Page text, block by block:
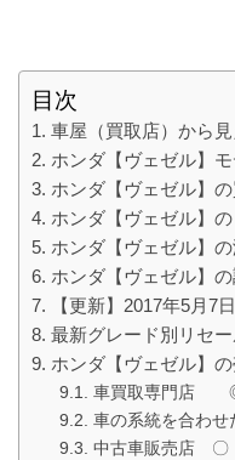
目次
車屋（買取店）から
ホンダ【ヴェゼル】
ホンダ【ヴェゼル】
ホンダ【ヴェゼル】
ホンダ【ヴェゼル】
ホンダ【ヴェゼル】
【更新】2017年5月7日
最新グレード別リセー
ホンダ【ヴェゼル】
車買取専門店
車の系統を合わ
中古車販売店 〇